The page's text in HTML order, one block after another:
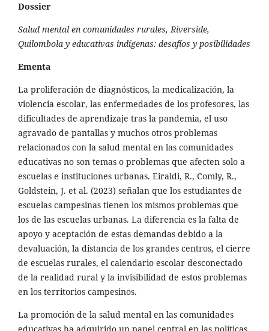
Dossier
Salud mental en comunidades rurales, Riverside,
Quilombola y educativas indígenas: desafíos y posibilidades
Ementa
La proliferación de diagnósticos, la medicalización, la
violencia escolar, las enfermedades de los profesores, las
dificultades de aprendizaje tras la pandemia, el uso
agravado de pantallas y muchos otros problemas
relacionados con la salud mental en las comunidades
educativas no son temas o problemas que afecten solo a
escuelas e instituciones urbanas. Eiraldi, R., Comly, R.,
Goldstein, J. et al. (2023) señalan que los estudiantes de
escuelas campesinas tienen los mismos problemas que
los de las escuelas urbanas. La diferencia es la falta de
apoyo y aceptación de estas demandas debido a la
devaluación, la distancia de los grandes centros, el cierre
de escuelas rurales, el calendario escolar desconectado
de la realidad rural y la invisibilidad de estos problemas
en los territorios campesinos.
La promoción de la salud mental en las comunidades